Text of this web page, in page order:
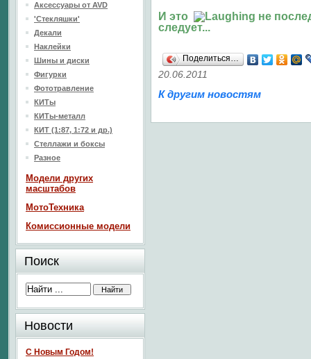
И это
не
следует...
Поделиться…
20.06.2011
К другим новостям
Аксессуары от AVD
'Стекляшки'
Декали
Наклейки
Шины и диски
Фигурки
Фототравление
КИТы
КИТы-металл
КИТ (1:87, 1:72 и др.)
Стеллажи и боксы
Разное
Модели других
масштабов
МотоТехника
Комиссионные модели
Поиск
Новости
С Новым Годом!